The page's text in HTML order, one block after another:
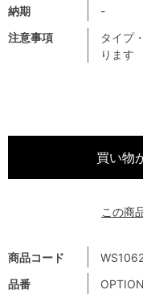
商品コード
品番
注意事項
タイプ
ります
納期 -
この商